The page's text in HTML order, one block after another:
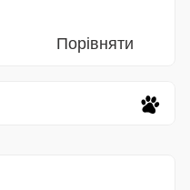
Порівняти